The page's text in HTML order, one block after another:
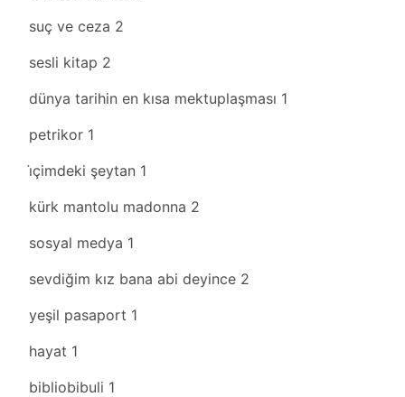
suç ve ceza 2
sesli kitap 2
dünya tarihin en kısa mektuplaşması 1
petrikor 1
i̇çimdeki şeytan 1
kürk mantolu madonna 2
sosyal medya 1
sevdiğim kız bana abi deyince 2
yeşil pasaport 1
hayat 1
bibliobibuli 1